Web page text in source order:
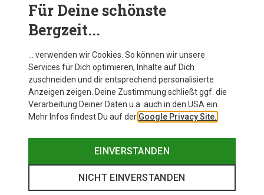
BEKLEIDUNG
Für Deine schönste
Bergzeit...
… verwenden wir Cookies. So können wir unsere
Services für Dich optimieren, Inhalte auf Dich
zuschneiden und dir entsprechend personalisierte
Anzeigen zeigen. Deine Zustimmung schließt ggf. die
Verarbeitung Deiner Daten u.a. auch in den USA ein.
Mehr Infos findest Du auf der Google Privacy Site.
EINVERSTANDEN
NICHT EINVERSTANDEN